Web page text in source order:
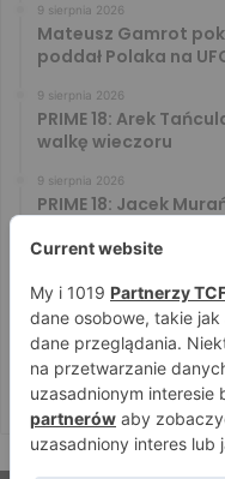
9 sierpnia 2026
Mateusz Gamrot
poddał Polaka na
9 sierpnia 2026
PRIME 18: Arek
walkę wieczoru
9 sierpnia 2026
PRIME 18: Jacek
PRIME 18: Mariusz
Team zwyciężył w 3.
8 sierpnia 2026
PRIME 18: Bagieta
2. rundzie